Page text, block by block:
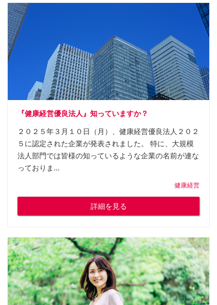
『健康経営優良法人』知っていますか？
２０２５年３月１０日（月）、健康経営優良法人２０２
５に認定された企業が発表されました。 特に、大規模
法人部門では皆様の知っているような企業の名前が連な
っておりま...
健康経営
詳細を見る